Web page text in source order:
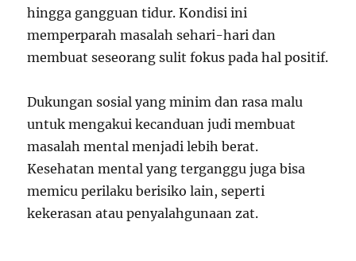
hingga gangguan tidur. Kondisi ini
memperparah masalah sehari-hari dan
membuat seseorang sulit fokus pada hal positif.
Dukungan sosial yang minim dan rasa malu
untuk mengakui kecanduan judi membuat
masalah mental menjadi lebih berat.
Kesehatan mental yang terganggu juga bisa
memicu perilaku berisiko lain, seperti
kekerasan atau penyalahgunaan zat.